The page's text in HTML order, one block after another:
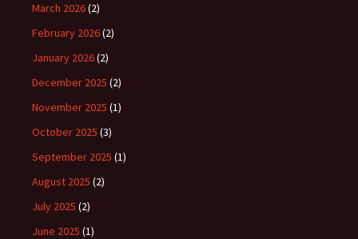
March 2026(2)
February 2026(2)
January 2026(2)
December 2025 (2)
November 2025 (1)
October 2025 (3)
September 2025 (1)
August 2025 (2)
July 2025 (2)
June 2025 (1)